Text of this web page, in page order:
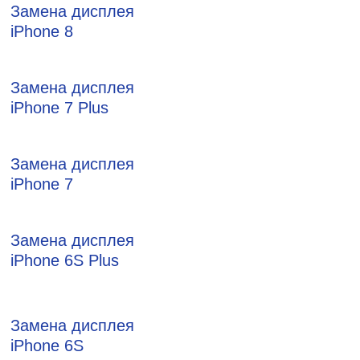
Замена дисплея
iPhone 8
Замена дисплея
iPhone 7 Plus
Замена дисплея
iPhone 7
Замена дисплея
iPhone 6S Plus
Замена дисплея
iPhone 6S